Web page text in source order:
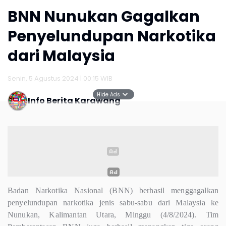
BNN Nunukan Gagalkan
Penyelundupan Narkotika
dari Malaysia
Senin, 5 Agustus 2024 | 00:15 WIB
Info Berita Karawang
Badan Narkotika Nasional (BNN) berhasil menggagalkan
penyelundupan narkotika jenis sabu-sabu dari Malaysia ke
Nunukan, Kalimantan Utara, Minggu (4/8/2024). Tim
Hide Ads